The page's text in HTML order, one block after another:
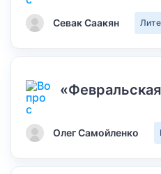
Севак Саакян
Олег Самойленко